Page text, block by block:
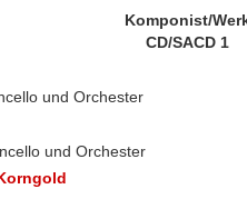
Komponist/
CD/SACD 1
und Orchester
und Orchester